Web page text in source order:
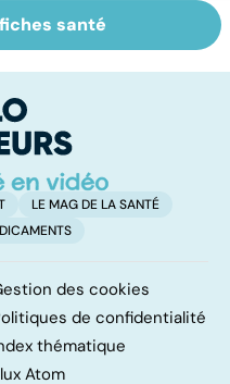
Embolie
: un
l'artère
santé
LE MAG DE LA SANTÉ
des cookies
de confidentialité
thématique
Atom